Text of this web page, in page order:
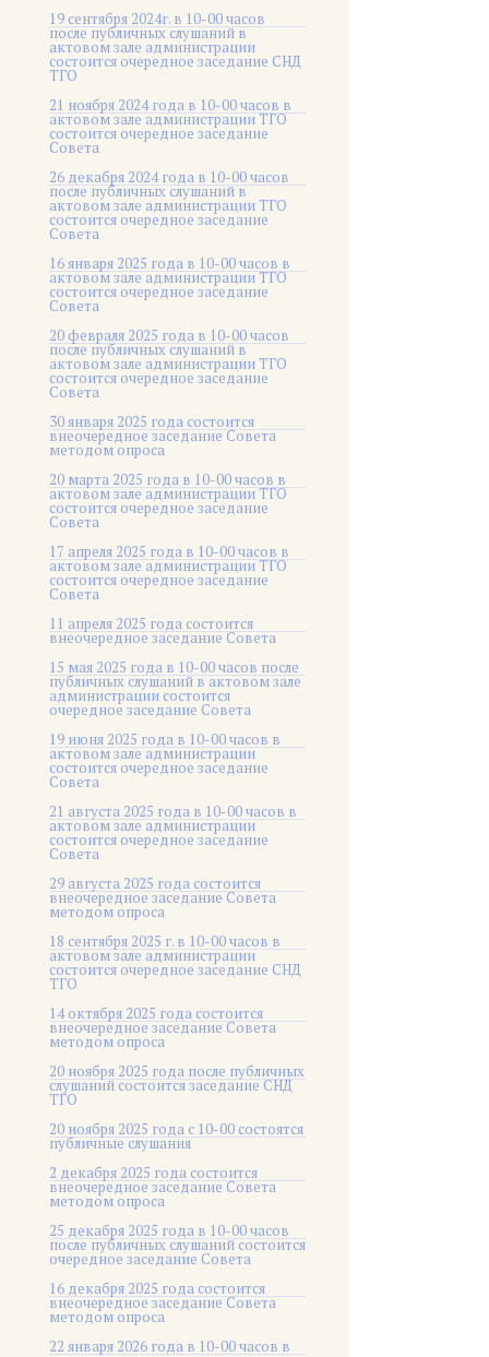
19 сентября 2024г. в 10-00 часов
после публичных слушаний в
актовом зале администрации
состоится очередное заседание СНД
ТГО
21 ноября 2024 года в 10-00 часов в
актовом зале администрации ТГО
состоится очередное заседание
Совета
26 декабря 2024 года в 10-00 часов
после публичных слушаний в
актовом зале администрации ТГО
состоится очередное заседание
Совета
16 января 2025 года в 10-00 часов в
актовом зале администрации ТГО
состоится очередное заседание
Совета
20 февраля 2025 года в 10-00 часов
после публичных слушаний в
актовом зале администрации ТГО
состоится очередное заседание
Совета
30 января 2025 года состоится
внеочередное заседание Совета
методом опроса
20 марта 2025 года в 10-00 часов в
актовом зале администрации ТГО
состоится очередное заседание
Совета
17 апреля 2025 года в 10-00 часов в
актовом зале администрации ТГО
состоится очередное заседание
Совета
11 апреля 2025 года состоится
внеочередное заседание Совета
15 мая 2025 года в 10-00 часов после
публичных слушаний в актовом зале
администрации состоится
очередное заседание Совета
19 июня 2025 года в 10-00 часов в
актовом зале администрации
состоится очередное заседание
Совета
21 августа 2025 года в 10-00 часов в
актовом зале администрации
состоится очередное заседание
Совета
29 августа 2025 года состоится
внеочередное заседание Совета
методом опроса
18 сентября 2025 г. в 10-00 часов в
актовом зале администрации
состоится очередное заседание СНД
ТГО
14 октября 2025 года состоится
внеочередное заседание Совета
методом опроса
20 ноября 2025 года после публичных
слушаний состоится заседание СНД
ТГО
20 ноября 2025 года c 10-00 состоятся
публичные слушания
2 декабря 2025 года состоится
внеочередное заседание Совета
методом опроса
25 декабря 2025 года в 10-00 часов
после публичных слушаний состоится
очередное заседание Совета
16 декабря 2025 года состоится
внеочередное заседание Совета
методом опроса
22 января 2026 года в 10-00 часов в